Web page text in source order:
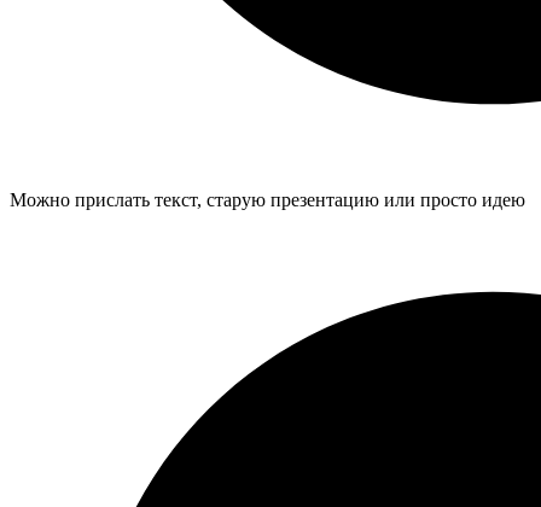
Можно прислать текст, старую презентацию или просто идею